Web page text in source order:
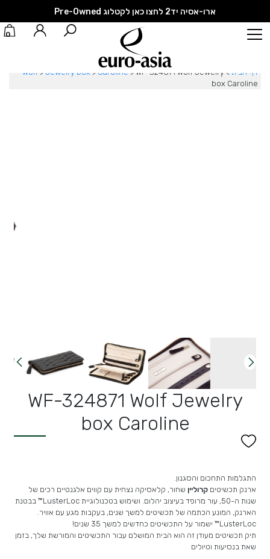
ארו-אסיה יד2 לחצו כאן לקטלוג Pre-Owned
0
דף הבית >
Wolf > Jewelry box > Caroline > WF-324871 Wolf Jewelry
box Caroline
WF-324871 Wolf Jewelry
box Caroline
התגלמות התחכום והסגנון.
ארנק תכשיטיםקרוליין שחור, קלאסיקה נצחית עם קווים אלגנטיים רכים של
שנות ה-50, עור מרופד בעיצוב יהלום.
ושימוש בטכנולוגיית
LusterLoc™ בבטנת
הארנק, המונע הכתמה של תכשיטים למשך שנים, בעקבות מגע עם אוויר.
LusterLoc™ ישמור על התכשיטים כחדשים למשך 35 שנים!
תיק תכשיטים מעודן זה הוא הבית המושלם עבור התכשיטים והמורשת שלך, בזמן
שאת בנסיעות וטיולים